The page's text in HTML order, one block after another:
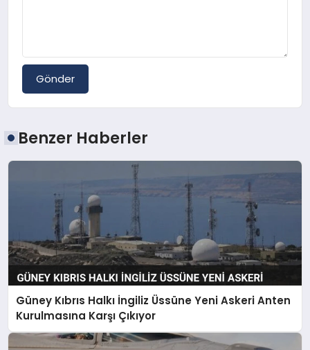
Gönder
Benzer Haberler
Güney Kıbrıs Halkı İngiliz Üssüne Yeni Askeri Anten
Kurulmasına Karşı Çıkıyor